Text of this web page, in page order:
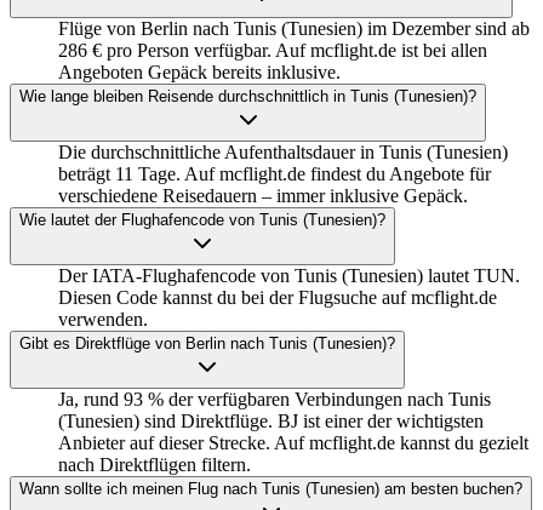
Flüge von Berlin nach Tunis (Tunesien) im Dezember sind ab
286 € pro Person verfügbar. Auf mcflight.de ist bei allen
Angeboten Gepäck bereits inklusive.
Wie lange bleiben Reisende durchschnittlich in Tunis (Tunesien)?
Die durchschnittliche Aufenthaltsdauer in Tunis (Tunesien)
beträgt 11 Tage. Auf mcflight.de findest du Angebote für
verschiedene Reisedauern – immer inklusive Gepäck.
Wie lautet der Flughafencode von Tunis (Tunesien)?
Der IATA-Flughafencode von Tunis (Tunesien) lautet TUN.
Diesen Code kannst du bei der Flugsuche auf mcflight.de
verwenden.
Gibt es Direktflüge von Berlin nach Tunis (Tunesien)?
Ja, rund 93 % der verfügbaren Verbindungen nach Tunis
(Tunesien) sind Direktflüge. BJ ist einer der wichtigsten
Anbieter auf dieser Strecke. Auf mcflight.de kannst du gezielt
nach Direktflügen filtern.
Wann sollte ich meinen Flug nach Tunis (Tunesien) am besten buchen?